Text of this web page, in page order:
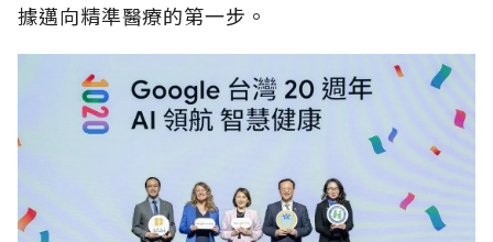
據邁向精準醫療的第一步。